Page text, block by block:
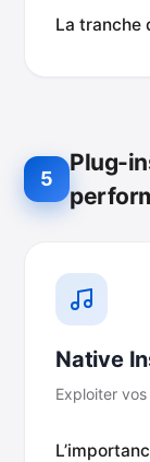
La tranche
5
Plug-
Native
Exploiter